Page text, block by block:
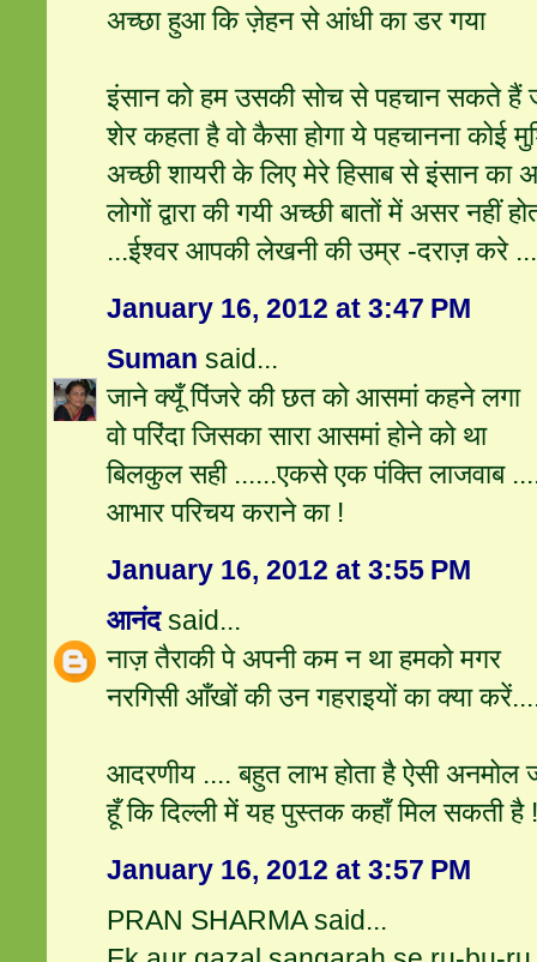
अच्छा हुआ कि ज़ेहन से आंधी का डर गया
इंसान को हम उसकी सोच से पहचान सकते हैं
शेर कहता है वो कैसा होगा ये पहचानना कोई
अच्छी शायरी के लिए मेरे हिसाब से इंसान का
लोगों द्वारा की गयी अच्छी बातों में असर नहीं
...ईश्वर आपकी लेखनी की उम्र -दराज़ करे
January 16, 2012 at 3:47 PM
Suman said...
जाने क्यूँ पिंजरे की छत को आसमां कहने लगा
वो परिंदा जिसका सारा आसमां होने को था
बिलकुल सही ......एकसे एक पंक्ति लाजवाब
आभार परिचय कराने का !
January 16, 2012 at 3:55 PM
आनंदsaid...
नाज़ तैराकी पे अपनी कम न था हमको मगर
नरगिसी आँखों की उन गहराइयों का क्या
आदरणीय .... बहुत लाभ होता है ऐसी अनमोल
हूँ कि दिल्ली में यह पुस्तक कहाँ मिल सकती है
January 16, 2012 at 3:57 PM
PRAN SHARMA said...